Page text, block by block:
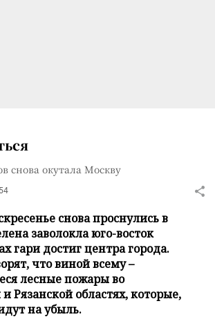
снова окутала Москву
снова проснулись в
заволокла юго-восток
гари достиг центра города.
что виной всему –
лесные пожары во
Рязанской областях, которые,
на убыль.